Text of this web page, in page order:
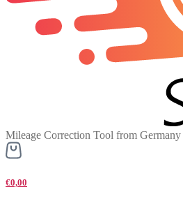
Mileage Correction Tool from
€0,00